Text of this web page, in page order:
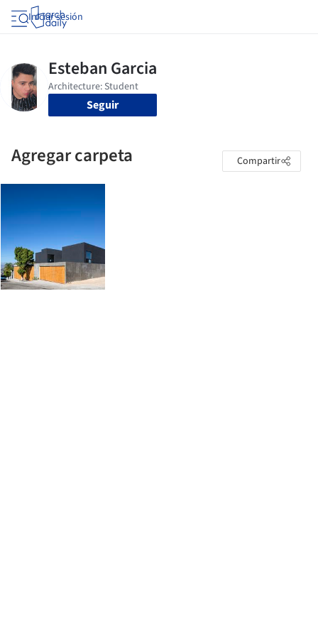
Iniciar sesión
Seguir
Agregar carpeta Compartir